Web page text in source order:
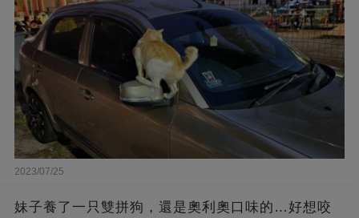
2023/07/25
妹子養了一只雙拼狗，還是奧利奧口味的…好想咬